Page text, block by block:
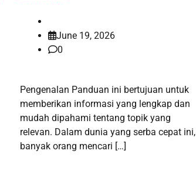
June 19, 2026
0
Pengenalan Panduan ini bertujuan untuk
memberikan informasi yang lengkap dan
mudah dipahami tentang topik yang
relevan. Dalam dunia yang serba cepat ini,
banyak orang mencari […]